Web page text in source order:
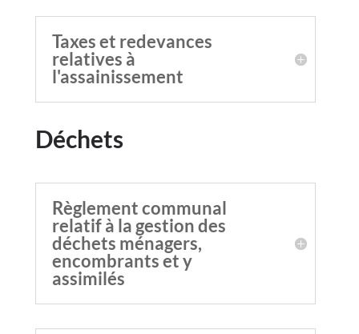
Taxes et redevances
relatives à
l'assainissement
Déchets
Règlement communal
relatif à la gestion des
déchets ménagers,
encombrants et y
assimilés